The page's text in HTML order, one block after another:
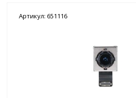
Артикул: 651116